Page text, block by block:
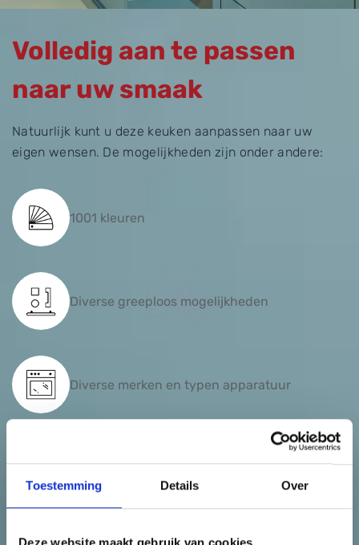
Toestemming Details Over
Volledig aan te passen
naar uw smaak
Natuurlijk kunt u deze keuken aanpassen naar uw
eigen wensen. De mogelijkheden zijn onder andere:
1001 kleuren
Diverse greeploos mogelijkheden
Diverse merken en typen apparatuur
Verschillende soorten en kleuren